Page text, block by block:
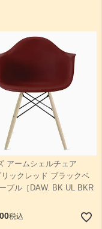
アームシェルチェア
リックレッド ブラックベ
プル［DAW. BK UL BKR
税込